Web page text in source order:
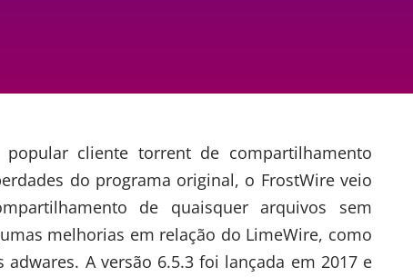
cliente torrent de compartilhamento
do programa original, o FrostWire veio
de quaisquer arquivos sem
melhorias em relação do LimeWire, como
A versão 6.5.3 foi lançada em 2017 e